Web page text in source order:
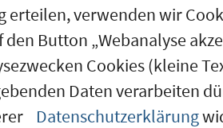
erteilen, verwenden wir
Button „Webanalyse
Cookies (kleine
Daten verarbeiten
Datenschutzerklärung